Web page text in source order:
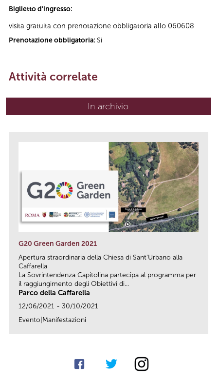
Biglietto d'ingresso:
visita gratuita con prenotazione obbligatoria allo 060608
Prenotazione obbligatoria: Sì
Attività correlate
In archivio
G20 Green Garden 2021
Apertura straordinaria della Chiesa di Sant’Urbano alla
Caffarella
La Sovrintendenza Capitolina partecipa al programma per
il raggiungimento degli Obiettivi di...
Parco della Caffarella
12/06/2021 - 30/10/2021
Evento|Manifestazioni